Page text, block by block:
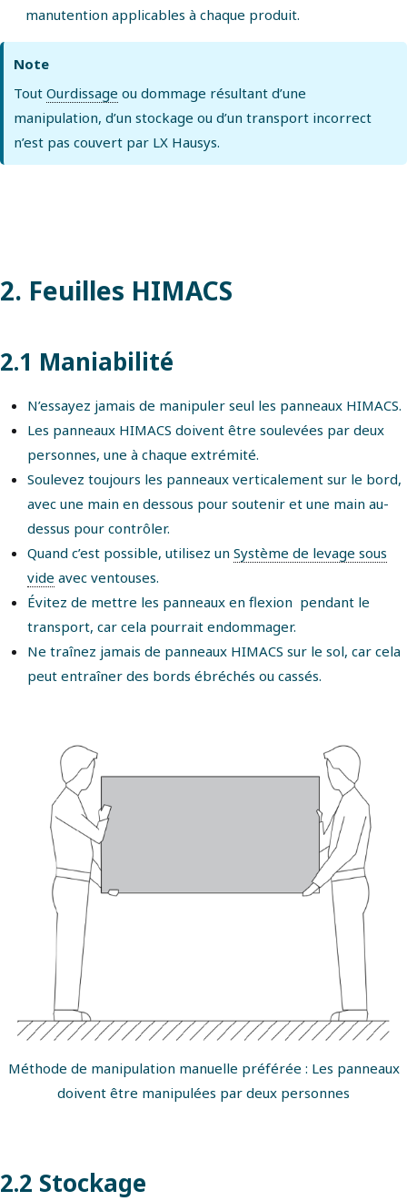
manutention applicables à chaque produit.
Note
ToutOurdissage ou dommage résultant d’une
manipulation, d’un stockage ou d’un transport incorrect
n’est pas couvert par LX Hausys.
2. Feuilles HIMACS
2.1 Maniabilité
N’essayez jamais de manipuler seul les panneaux HIMACS.
Les panneaux HIMACS doivent être soulevées par deux
personnes, une à chaque extrémité.
Soulevez toujours les panneaux verticalement sur le bord,
avec une main en dessous pour soutenir et une main au-
dessus pour contrôler.
Quand c’est possible, utilisez un Système de levage sous
vide avec ventouses.
Évitez de mettre les panneaux en flexion pendant le
transport, car cela pourrait endommager.
Ne traînez jamais de panneaux HIMACS sur le sol, car cela
peut entraîner des bords ébréchés ou cassés.
Méthode de manipulation manuelle préférée : Les panneaux
doivent être manipulées par deux personnes
2.2 Stockage